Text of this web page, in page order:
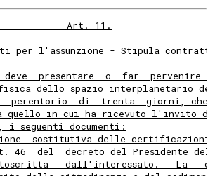
Art. 11.
per l'assunzione - Stipula
deve  presentare  o  far  pervenire
dello spazio interplanetario del
perentorio  di  trenta  giorni, che
a quello in cui ha ricevuto l'invito
i seguenti documenti:
sostitutiva delle
del  decreto del Presidente
dall'interessato.   La